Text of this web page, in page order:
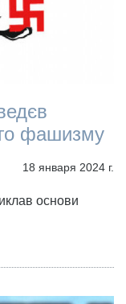
фашизму
18 января 2024 г.
основи